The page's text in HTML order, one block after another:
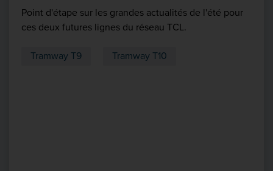
Point d'étape sur les grandes actualités de l'été pour
ces deux futures lignes du réseau TCL.
Tramway T9 Tramway T10